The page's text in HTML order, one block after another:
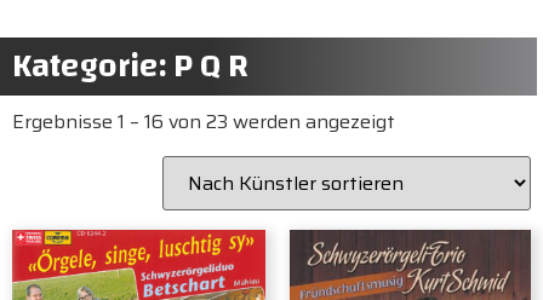
Kategorie: P Q R
Ergebnisse 1 – 16 von 23 werden angezeigt